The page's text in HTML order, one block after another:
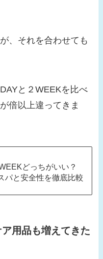
、それを合わせても
と２WEEKを比べ
倍以上違ってきま
どっちがいい？
パと安全性を徹底比較
用品も増えてきた